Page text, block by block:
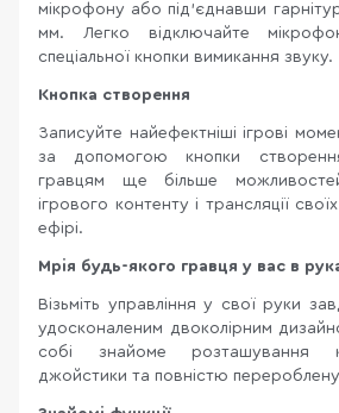
мікрофону або під'єднавши
мм. Легко відключайте
спеціальної кнопки вимикання звуку.
Кнопка створення
Записуйте найефектніші ігрові
за допомогою кнопки
гравцям ще більше
ігрового контенту і трансляції
ефірі.
Мрія будь-якого гравця у вас в
Візьміть управління у свої руки
удосконаленим двоколірним
собі знайоме розташування
джойстики та повністю перероблену